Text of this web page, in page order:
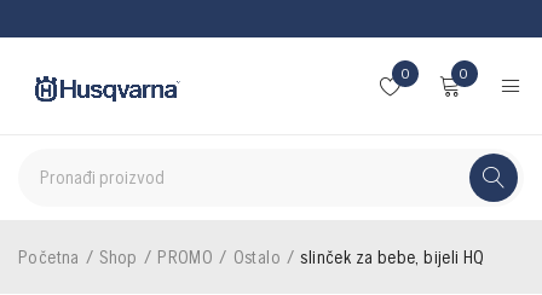
0 0
Početna / Shop / PROMO / Ostalo / slinček za bebe, bijeli HQ